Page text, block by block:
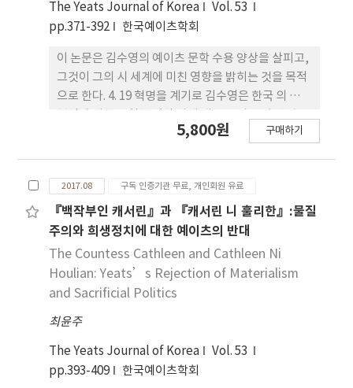
The Yeats Journal of Korea
Vol. 53
pp.371-392
한국예이츠학회
이 논문은 김수영의 예이츠 문학 수용 양상을 살피고,
그것이 그의 시 세계에 미친 영향을 밝히는 것을 목적
으로 한다. 4. 19 혁명을 계기로 김수영은 한국 의 시대
에 고심(苦心)하는데, 이러한 시적(詩的) 모색은 이
과 이를 기저로 한 창작 방법론을 매개로 한국 시단의
문제점을 인식하면서, 한국시가 나가야 할 ‘현대
성’의 방향을 타 진하였다. 『巨大한 뿌리‏‎』 에서 김
수영은 아일랜드 전통에 지대한 관심을 보였던 예이
츠 의 시적 특징을 창조적으로 수용하여 전통에 대한
새로운 인식을 마련하였다.
5,800원 구매하기
2017.08 구독 인증기관 무료, 개인회원 유료
『백작부인 캐서린』과 『캐서린 니 훌리한』:물질
주의와 희생정치에 대한 예이츠의 반대
The Countess Cathleen and Cathleen Ni
Houlian: Yeats’s Rejection of Materialism
and Sacrificial Politics
최윤주
The Yeats Journal of Korea
Vol. 53
pp.393-409
한국예이츠학회